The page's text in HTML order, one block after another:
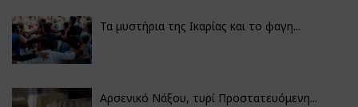
Τα μυστήρια της Ικαρίας και το φαγη...
Αρσενικό Νάξου, τυρί Προστατευόμενη...